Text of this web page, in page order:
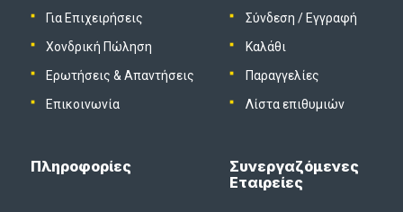
Για Επιχειρήσεις
Χονδρική Πώληση
Ερωτήσεις & Απαντήσεις
Επικοινωνία
Σύνδεση / Εγγραφή
Καλάθι
Παραγγελίες
Λίστα επιθυμιών
Πληροφορίες
Συνεργαζόμενες
Εταιρείες